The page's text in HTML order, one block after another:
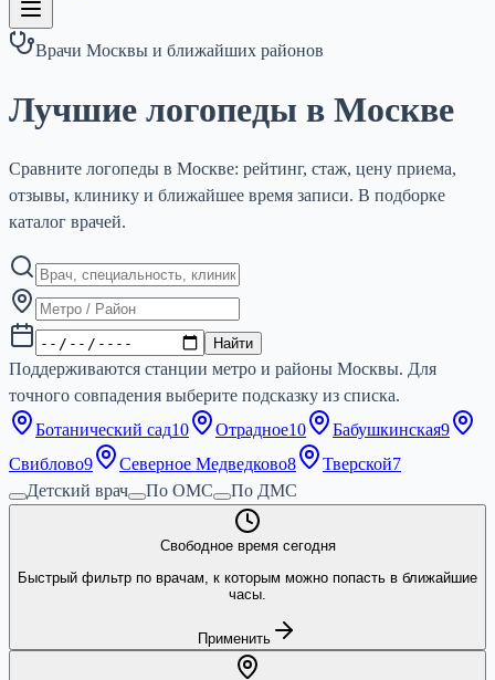
Врачи Москвы и ближайших районов
Лучшие логопеды в Москве
Сравните логопеды в Москве: рейтинг, стаж, цену приема,
отзывы, клинику и ближайшее время записи. В подборке
каталог врачей.
Найти
Поддерживаются станции метро и районы Москвы. Для
точного совпадения выберите подсказку из списка.
Ботанический сад10 Отрадное10 Бабушкинская9
Свиблово9 Северное Медведково8 Тверской7
Детский врач
По ОМС По ДМС
Свободное время сегодня
Быстрый фильтр по врачам, к которым можно попасть в ближайшие
часы.
Применить